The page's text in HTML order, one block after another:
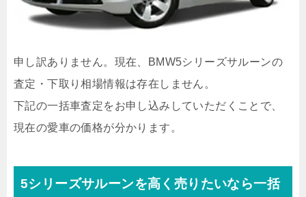
申し訳ありません。現在、BMW5シリーズサルーンの
査定・下取り相場情報は存在しません。
下記の一括車査定をお申し込みしていただくことで、
現在の愛車の価格が分かります。
5シリーズサルーンを高く売りたいなら一括